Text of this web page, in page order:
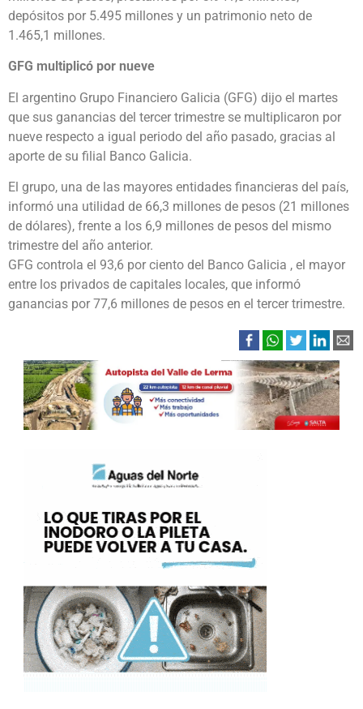
depósitos por 5.495 millones y un patrimonio neto de
1.465,1 millones.
GFG multiplicó por nueve
El argentino Grupo Financiero Galicia (GFG) dijo el martes
que sus ganancias del tercer trimestre se multiplicaron por
nueve respecto a igual periodo del año pasado, gracias al
aporte de su filial Banco Galicia.
El grupo, una de las mayores entidades financieras del país,
informó una utilidad de 66,3 millones de pesos (21 millones
de dólares), frente a los 6,9 millones de pesos del mismo
trimestre del año anterior.
GFG controla el 93,6 por ciento del Banco Galicia , el mayor
entre los privados de capitales locales, que informó
ganancias por 77,6 millones de pesos en el tercer trimestre.